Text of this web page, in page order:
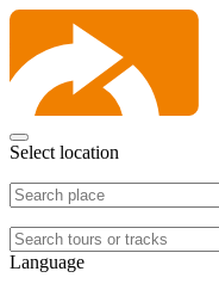
Select location
Language